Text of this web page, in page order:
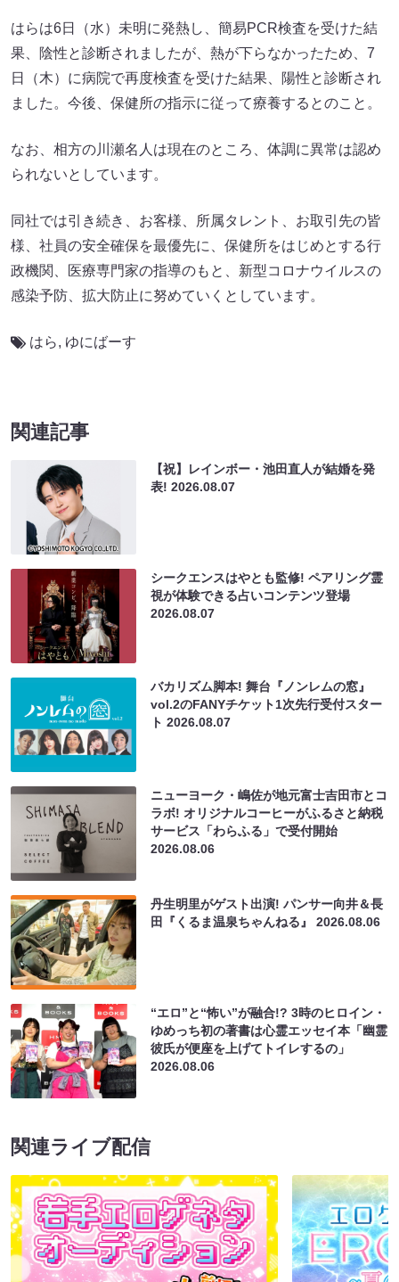
はらは6日（水）未明に発熱し、簡易PCR検査を受けた結
果、陰性と診断されましたが、熱が下らなかったため、7
日（木）に病院で再度検査を受けた結果、陽性と診断され
ました。今後、保健所の指示に従って療養するとのこと。
なお、相方の川瀬名人は現在のところ、体調に異常は認め
られないとしています。
同社では引き続き、お客様、所属タレント、お取引先の皆
様、社員の安全確保を最優先に、保健所をはじめとする行
政機関、医療専門家の指導のもと、新型コロナウイルスの
感染予防、拡大防止に努めていくとしています。
はら, ゆにばーす
関連記事
【祝】レインボー・池田直人が結婚を発
表!2026.08.07
シークエンスはやとも監修! ペアリング霊
視が体験できる占いコンテンツ登場
2026.08.07
バカリズム脚本! 舞台『ノンレムの窓』
vol.2のFANYチケット1次先行受付スター
ト2026.08.07
ニューヨーク・嶋佐が地元富士吉田市とコ
ラボ! オリジナルコーヒーがふるさと納税
サービス「わらふる」で受付開始
2026.08.06
丹生明里がゲスト出演! パンサー向井＆長
田『くるま温泉ちゃんねる』2026.08.06
“エロ”と“怖い”が融合!? 3時のヒロイン・
ゆめっち初の著書は心霊エッセイ本「幽霊
彼氏が便座を上げてトイレするの」
2026.08.06
関連ライブ配信